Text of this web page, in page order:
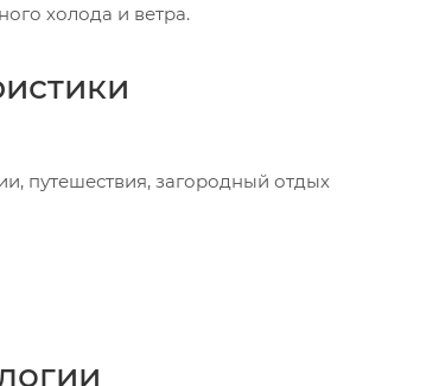
холода и ветра.
путешествия, загородный отдых